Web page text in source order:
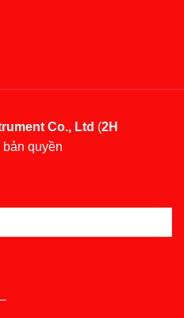
Co., Ltd (2H
quyền